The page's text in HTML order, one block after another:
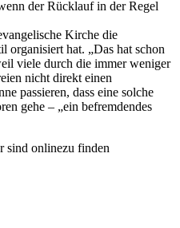
der Rücklauf in der Regel
Kirche die
organisiert hat. „Das hat schon
viele durch die immer weniger
nicht direkt einen
passieren, dass eine solche
gehe – „ein befremdendes
sind onlinezu finden